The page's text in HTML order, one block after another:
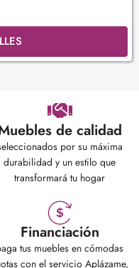
de calidad
por su máxima
durabilidad y un estilo que
transformará tu hogar
Financiación
tus muebles en cómodas
con el servicio Aplázame,